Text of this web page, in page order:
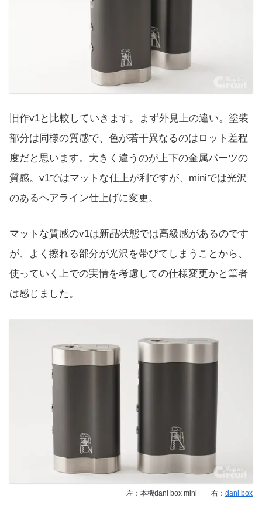
旧作v1と比較していきます。まず外見上の違い。塗装
部分は同様の質感で、色が若干異なるのはロット差程
度だと思います。大きく違うのが上下の金属パーツの
質感。v1ではマットな仕上が利ですが、miniでは光沢
のあるヘアライン仕上げに変更。
マットな質感のv1は新品状態では高級感があるのです
が、よく擦れる部分が光沢を帯びてしまうことから、
使っていく上での実情を考慮しての仕様変更かと筆者
は感じました。
左：本機dani box mini 右： dani box